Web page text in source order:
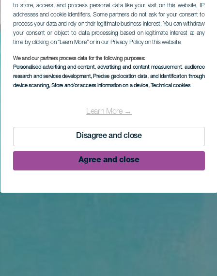
to store, access, and process personal data like your visit on this website, IP
addresses and cookie identifiers. Some partners do not ask for your consent to
process your data and rely on their legitimate business interest. You can withdraw
your consent or object to data processing based on legitimate interest at any
time by clicking on “Learn More” or in our Privacy Policy on this website.
We and our partners process data for the following purposes:
Personalised advertising and content, advertising and content measurement, audience
research and services development, Precise geolocation data, and identification through
device scanning, Store and/or access information on a device, Technical cookies
Learn More →
Disagree and close
Agree and close